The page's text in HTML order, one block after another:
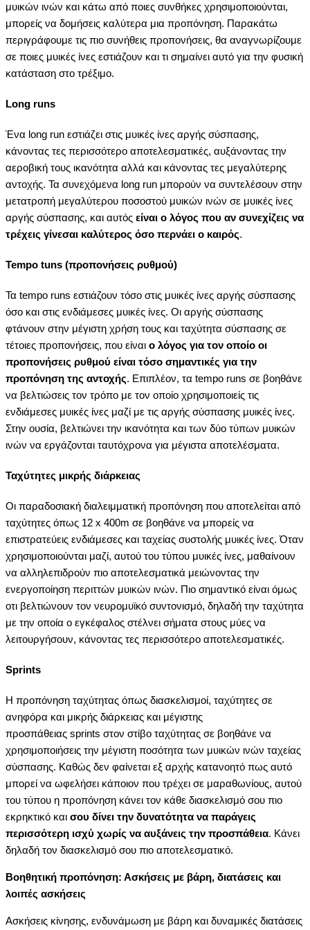
μυικών ινών και κάτω από ποιες συνθήκες χρησιμοποιούνται,
μπορείς να δομήσεις καλύτερα μια προπόνηση. Παρακάτω
περιγράφουμε τις πιο συνήθεις προπονήσεις, θα αναγνωρίζουμε
σε ποιες μυικές ίνες εστιάζουν και τι σημαίνει αυτό για την φυσική
κατάσταση στο τρέξιμο.
Long runs
Ένα long run εστιάζει στις μυικές ίνες αργής σύσπασης,
κάνοντας τες περισσότερο αποτελεσματικές, αυξάνοντας την
αεροβική τους ικανότητα αλλά και κάνοντας τες μεγαλύτερης
αντοχής. Τα συνεχόμενα long run μπορούν να συντελέσουν στην
μετατροπή μεγαλύτερου ποσοστού μυικών ινών σε μυικές ίνες
αργής σύσπασης, και αυτός είναι ο λόγος που αν συνεχίζεις να
τρέχεις γίνεσαι καλύτερος όσο περνάει ο καιρός.
Tempo tuns (προπονήσεις ρυθμού)
Τα tempo runs εστιάζουν τόσο στις μυικές ίνες αργής σύσπασης
όσο και στις ενδιάμεσες μυικές ίνες. Οι αργής σύσπασης
φτάνουν στην μέγιστη χρήση τους και ταχύτητα σύσπασης σε
τέτοιες προπονήσεις, που είναι ο λόγος για τον οποίο οι
προπονήσεις ρυθμού είναι τόσο σημαντικές για την
προπόνηση της αντοχής. Επιπλέον, τα tempo runs σε βοηθάνε
να βελτιώσεις τον τρόπο με τον οποίο χρησιμοποιείς τις
ενδιάμεσες μυικές ίνες μαζί με τις αργής σύσπασης μυικές ίνες.
Στην ουσία, βελτιώνει την ικανότητα και των δύο τύπων μυικών
ινών να εργάζονται ταυτόχρονα για μέγιστα αποτελέσματα.
Ταχύτητες μικρής διάρκειας
Οι παραδοσιακή διαλειμματική προπόνηση που αποτελείται από
ταχύτητες όπως 12 x 400m σε βοηθάνε να μπορείς να
επιστρατεύεις ενδιάμεσες και ταχείας συστολής μυικές ίνες. Όταν
χρησιμοποιούνται μαζί, αυτού του τύπου μυικές ίνες, μαθαίνουν
να αλληλεπιδρούν πιο αποτελεσματικά μειώνοντας την
ενεργοποίηση περιττών μυικών ινών. Πιο σημαντικό είναι όμως
οτι βελτιώνουν τον νευρομυϊκό συντονισμό, δηλαδή την ταχύτητα
με την οποία ο εγκέφαλος στέλνει σήματα στους μύες να
λειτουργήσουν, κάνοντας τες περισσότερο αποτελεσματικές.
Sprints
Η προπόνηση ταχύτητας όπως διασκελισμοί, ταχύτητες σε
ανηφόρα και μικρής διάρκειας και μέγιστης
προσπάθειας sprints στον στίβο ταχύτητας σε βοηθάνε να
χρησιμοποιήσεις την μέγιστη ποσότητα των μυικών ινών ταχείας
σύσπασης. Καθώς δεν φαίνεται εξ αρχής κατανοητό πως αυτό
μπορεί να ωφελήσει κάποιον που τρέχει σε μαραθωνίους, αυτού
του τύπου η προπόνηση κάνει τον κάθε διασκελισμό σου πιο
εκρηκτικό και σου δίνει την δυνατότητα να παράγεις
περισσότερη ισχύ χωρίς να αυξάνεις την προσπάθεια. Κάνει
δηλαδή τον διασκελισμό σου πιο αποτελεσματικό.
Βοηθητική προπόνηση: Ασκήσεις με βάρη, διατάσεις και
λοιπές ασκήσεις
Ασκήσεις κίνησης, ενδυνάμωση με βάρη και δυναμικές διατάσεις